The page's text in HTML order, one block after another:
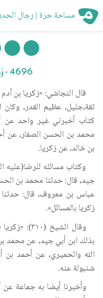
مساحة حرة | رجال
4696 - زكريا بن آدم
قال النجاشي: «زكريا بن
ثقة،جليل، عظيم القدر،
كتاب أخبرني غير واحد عن
محمد بن الحسن الصفار،
بن خالد، عن زكريا.
وكتاب مسائله للرضا(عليه
جيد، قال: حدثنا محمد بن
عباس بن معروف، قال:
زكريا بالمسائل».
وقال الشيخ
بذلك ابن أبي جيد، عن محمد
الله والحميري، عن أحمد
شنبولة عنه.
وأخبرنا أيضا به جماعة